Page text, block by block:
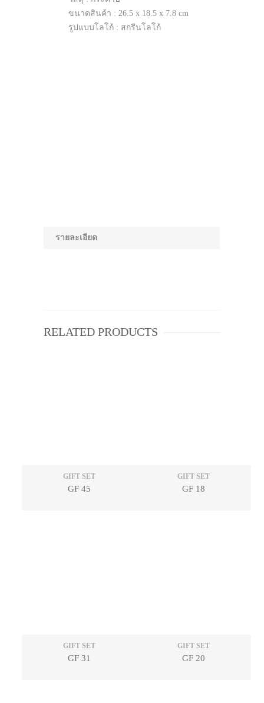
ขนาดสินค้า : 26.5 x 18.5 x 7.8 cm
รูปแบบโลโก้ : สกรีนโลโก้
รายละเอียด
RELATED PRODUCTS
GIFT SET
GF 45
GIFT SET
GF 18
GIFT SET
GF 31
GIFT SET
GF 20